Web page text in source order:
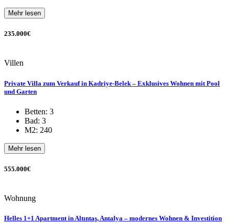
Mehr lesen
235.000€
Villen
Private Villa zum Verkauf in Kadriye-Belek – Exklusives Wohnen mit Pool
und Garten
Betten: 3
Bad: 3
M2: 240
Mehr lesen
555.000€
Wohnung
Helles 1+1 Apartment in Altıntaş, Antalya – modernes Wohnen & Investition